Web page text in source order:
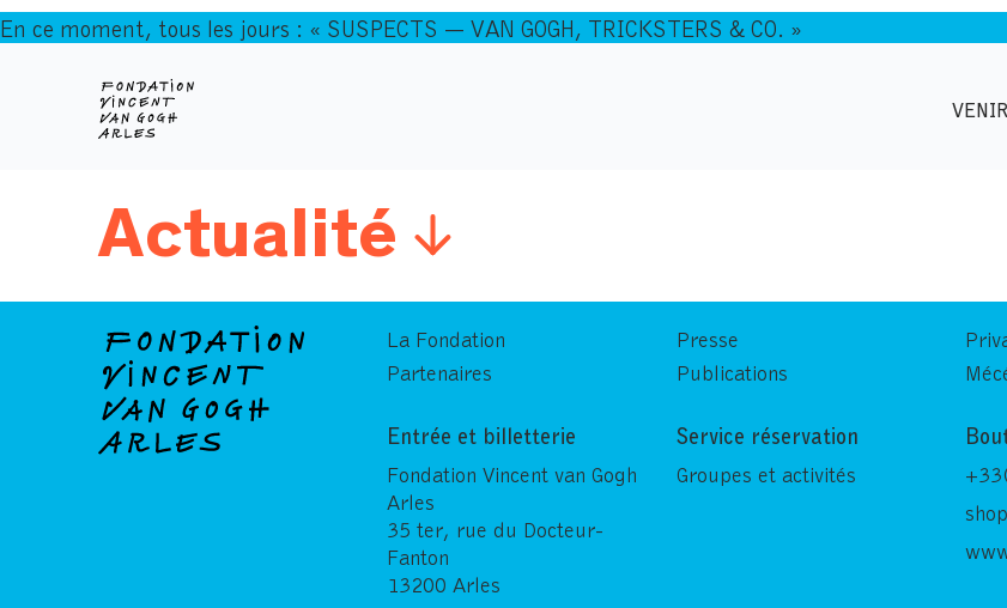
En ce moment, tous les jours : « SUSPECTS — VAN GOGH, TRICKSTERS & CO. »
VENIR
Actualité
La Fondation
Partenaires
Presse
Publications
Entrée et billetterie
Fondation Vincent van Gogh
Arles
35 ter, rue du Docteur-
Fanton
13200 Arles
Service réservation
Groupes et activités